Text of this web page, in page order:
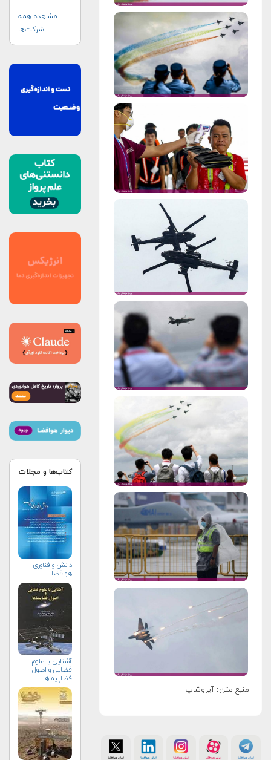
منبع متن: آیروشاپ
مشاهده همه
شرکت‌ها
کتاب‌ها و مجلات
دانش و فناوری
هوافضا
آشنایی با علوم
فضایی و اصول
فضاپیماها